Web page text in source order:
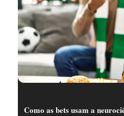
Como as bets usam a